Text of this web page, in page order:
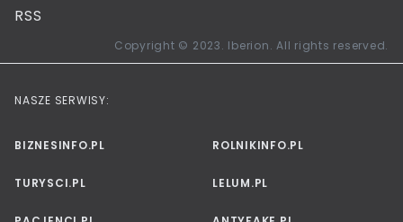
RSS
Copyright © 2023. Iberion. All rights reserved.
NASZE SERWISY:
BIZNESINFO.PL ROLNIKINFO.PL
TURYSCI.PL LELUM.PL